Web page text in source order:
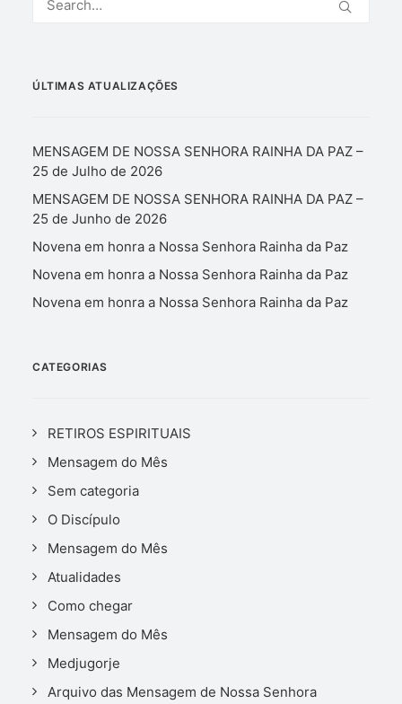
ÚLTIMAS ATUALIZAÇÕES
MENSAGEM DE NOSSA SENHORA RAINHA DA PAZ –
25 de Julho de 2026
MENSAGEM DE NOSSA SENHORA RAINHA DA PAZ –
25 de Junho de 2026
Novena em honra a Nossa Senhora Rainha da Paz
Novena em honra a Nossa Senhora Rainha da Paz
Novena em honra a Nossa Senhora Rainha da Paz
CATEGORIAS
RETIROS ESPIRITUAIS
Mensagem do Mês
Sem categoria
O Discípulo
Mensagem do Mês
Atualidades
Como chegar
Mensagem do Mês
Medjugorje
Arquivo das Mensagem de Nossa Senhora